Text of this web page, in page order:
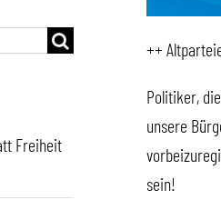
++
Politiker,
unsere
sein!
Freiheit